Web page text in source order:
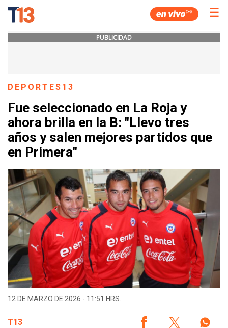
☰
PUBLICIDAD
DEPORTES13
Fue seleccionado en La Roja y
ahora brilla en la B: "Llevo tres
años y salen mejores partidos que
en Primera"
12 DE MARZO DE 2026 - 11:51 HRS.
T13